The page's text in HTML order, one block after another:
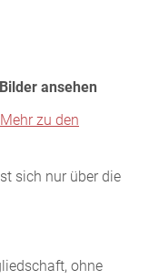
Bilder ansehen
Mehr zu den
sich nur über die
ohne